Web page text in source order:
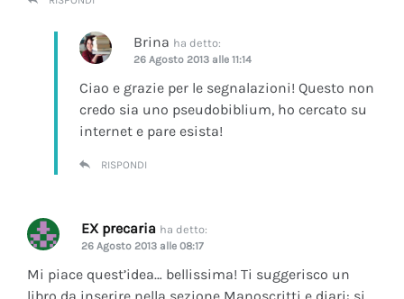
Brina ha detto:
26 Agosto 2013 alle 11:14
Ciao e grazie per le segnalazioni! Questo non
credo sia uno pseudobiblium, ho cercato su
internet e pare esista!
RISPONDI
EX precaria ha detto:
26 Agosto 2013 alle 08:17
Mi piace quest’idea… bellissima! Ti suggerisco un